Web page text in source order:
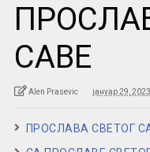
САВЕ
Alen Prasevic јануар 29,
ПРОСЛАВА СВЕТОГ